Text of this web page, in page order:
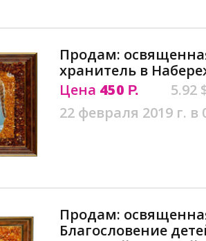
Продам:
хранитель в
Цена 450 Р.
5.92
22 февраля 2019 г. в
Продам:
Благословение